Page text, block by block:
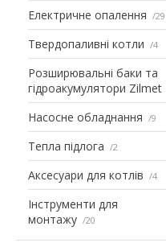
Електричне опалення 29
Твердопаливні котли 4
Розширювальні баки та
гідроакумулятори Zilmet
Насосне обладнання 9
Тепла підлога 2
Аксесуари для котлів 4
Інструменти для
монтажу
20